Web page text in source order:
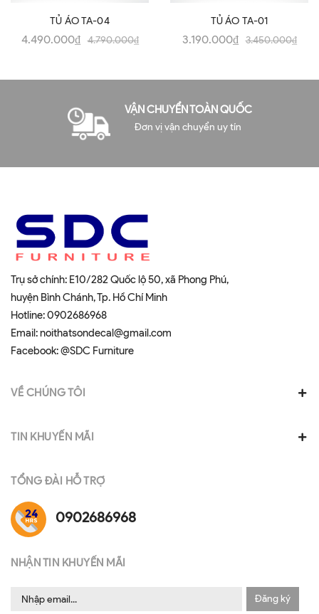
TỦ ÁO TA-04
4.490.000₫ 4.790.000₫
TỦ ÁO TA-01
3.190.000₫ 3.450.000₫
VẬN CHUYỂN TOÀN QUỐC
Đơn vị vận chuyển uy tín
Trụ sở chính: E10/282 Quốc lộ 50, xã Phong Phú,
huyện Bình Chánh, Tp. Hồ Chí Minh
Hotline:0902686968
Email:noithatsondecal@gmail.com
Facebook:@SDC Furniture
VỀ CHÚNG TÔI
TIN KHUYẾN MÃI
TỔNG ĐÀI HỖ TRỢ
0902686968
NHẬN TIN KHUYẾN MÃI
Đăng ký